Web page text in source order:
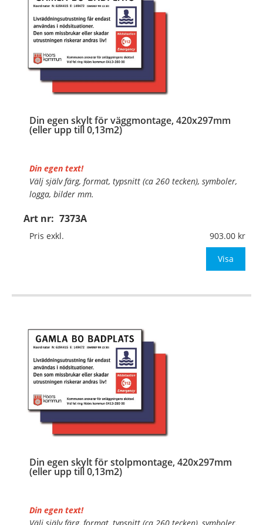
Din egen skylt för väggmontage, 420x297mm
(eller upp till 0,13m2)
Art nr: 7373A
Din egen text!
Välj själv färg, format, typsnitt (ca 260 tecken), symboler,
logga, bilder mm.
Material:Plan aluminium, 0,7mm (väggmontage)
Mått:420x297mm (eller annat mått upp till 0,13m²)
Pris exkl. 903.00
Visa
Din egen skylt för stolpmontage, 420x297mm
(eller upp till 0,13m2)
Din egen text!